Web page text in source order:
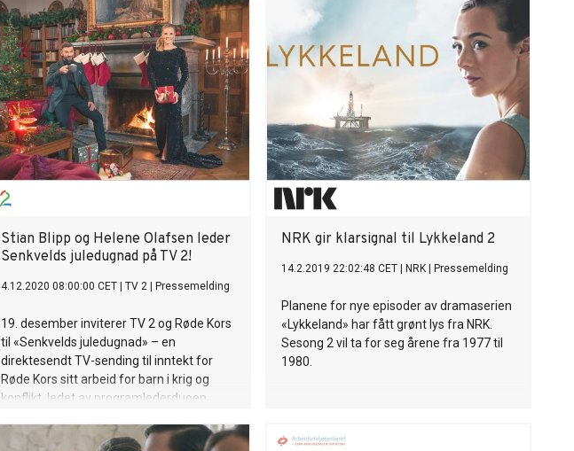
nettleie må smartlading bli enda
smartere, for å unngå både de dyre
timene og forbrukstopper innenfor
samme time, sier Elisabet Kjerstad Bøe,
Norgessjef i Tibber.
Stian Blipp og Helene Olafsen leder
Senkvelds juledugnad på TV 2!
4.12.2020 08:00:00 CET TV 2 Pressemelding
19. desember inviterer TV 2 og Røde Kors
til «Senkvelds juledugnad» – en
direktesendt TV-sending til inntekt for
Røde Kors sitt arbeid for barn i krig og
konflikt, ledet av programlederduoen
NRK gir klarsignal til Lykkeland 2
14.2.2019 22:02:48 CET NRK Pressemelding
Planene for nye episoder av dramaserien
«Lykkeland» har fått grønt lys fra NRK.
Sesong 2 vil ta for seg årene fra 1977 til
1980.